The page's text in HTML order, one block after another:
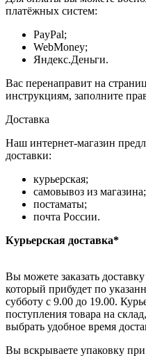
платёжных систем:
PayPal;
WebMoney;
Яндекс.Деньги.
Вас перенаправит на
инструкциям, заполните
Доставка
Наш интернет-магазин
доставки:
курьерская;
самовывоз из магазина;
постаматы;
почта России.
Курьерская доставка*
Вы можете заказать
который прибудет по
субботу с 9.00 до 19.00.
поступления товара на
выбрать удобное время
Вы вскрываете упаковку при